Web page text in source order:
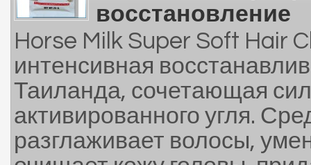
восстановление
Horse Milk Super Soft Hair
интенсивная
Таиланда, сочетающая
активированного угля.
разглаживает волосы,